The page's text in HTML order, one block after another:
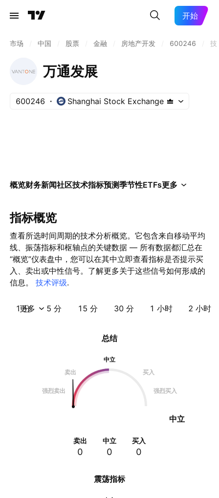
开始
市场 中国 股票 金融 房地产开发 600246 技
万通发展
600246 Shanghai Stock Exchange
概览财务新闻社区技术指标预测季节性ETFs更多
指标概览
查看所选时间周期的技术分析概览。它包含来自移动平均
线、振荡指标和枢轴点的关键数据 — 所有数据都汇总在
“概览”仪表盘中，您可以在其中立即查看指标是否提示买
入、卖出或中性信号。了解更多关于这些信号如何形成的
信息。 技术评级.
1 分 5 分 15 分 30 分 1 小时 2 小时
更多
震荡指标
总结
中立
卖出
买入
强烈卖出 强烈买入
中立
卖出
0
中立
0
买入
0